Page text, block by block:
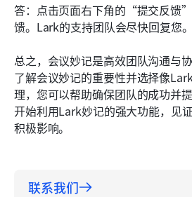
答：点击页面右下角的“提交反馈
馈。Lark的支持团队会尽快回复您。
总之，会议妙记是高效团队沟通与
了解会议妙记的重要性并选择像
理，您可以帮助确保团队的成功并
开始利用Lark妙记的强大功能，见
积极影响。
联系我们